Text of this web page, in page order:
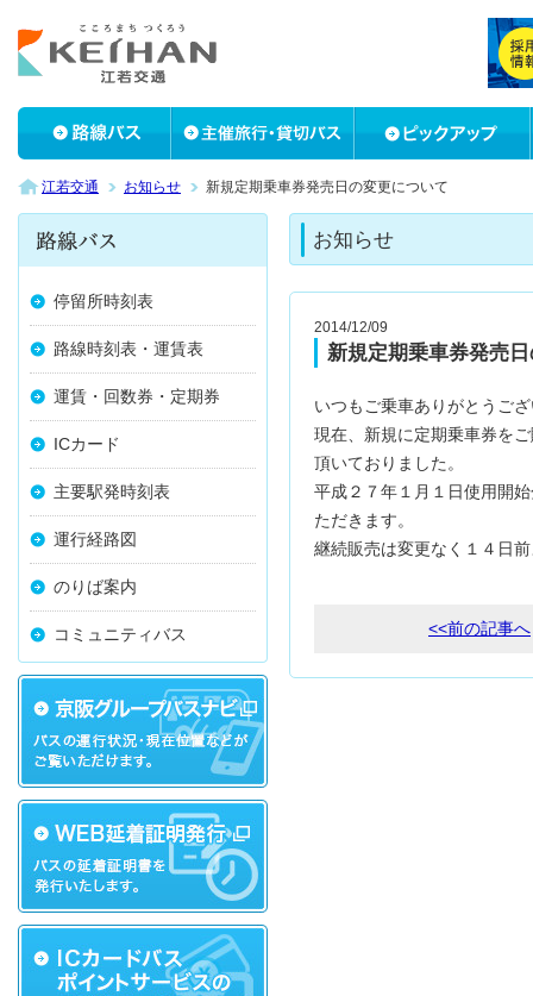
江若交通 お知らせ 新規定期乗車券発売日の変更について
停留所時刻表
路線時刻表・運賃表
運賃・回数券・定期券
ICカード
主要駅発時刻表
運行経路図
のりば案内
コミュニティバス
お知らせ
2014/12/09
新規定期乗車券発売
いつもご乗車ありがとうご
現在、新規に定期乗車券を
頂いておりました。
平成２７年１月１日使用開
ただきます。
継続販売は変更なく１４日
<<前の記事へ